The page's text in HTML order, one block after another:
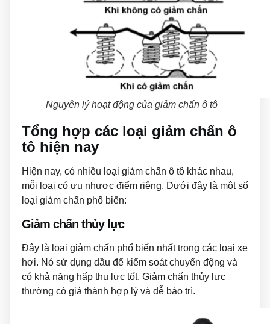
Nguyên lý hoạt động của giảm chấn ô tô
Tổng hợp các loại giảm chấn ô
tô hiện nay
Hiện nay, có nhiều loại giảm chấn ô tô khác nhau,
mỗi loại có ưu nhược điểm riêng. Dưới đây là một số
loại giảm chấn phổ biến:
Giảm chấn thủy lực
Đây là loại giảm chấn phổ biến nhất trong các loại xe
hơi. Nó sử dụng dầu để kiểm soát chuyển động và
có khả năng hấp thụ lực tốt. Giảm chấn thủy lực
thường có giá thành hợp lý và dễ bảo trì.